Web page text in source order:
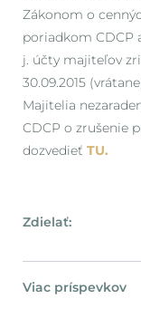
Zákonom o
poriadkom CDCP
j. účty majiteľov
30.09.2015
Majitelia
CDCP o zrušenie
dozvedieť TU.
Zdielať:
Viac príspevkov